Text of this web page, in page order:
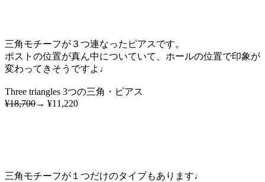
三角モチーフが３つ連なったピアスです。
ポストの位置が真ん中についていて、ホールの位置で印象が
変わってきそうですよ♩
Three triangles 3つの三角・ピアス
¥18,700→ ¥11,220
三角モチーフが１つだけのタイプもあります♩